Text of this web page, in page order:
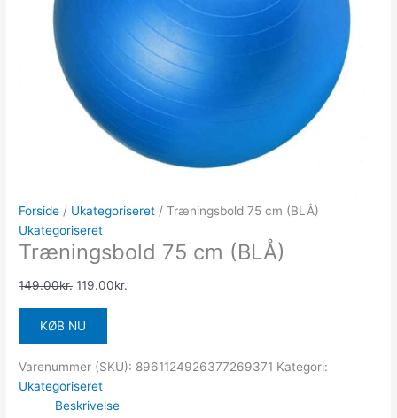
Forside / Ukategoriseret / Træningsbold 75 cm (BLÅ)
Ukategoriseret
Træningsbold 75 cm (BLÅ)
149.00kr. 119.00kr.
KØB NU
Varenummer (SKU): 8961124926377269371 Kategori:
Ukategoriseret
Beskrivelse